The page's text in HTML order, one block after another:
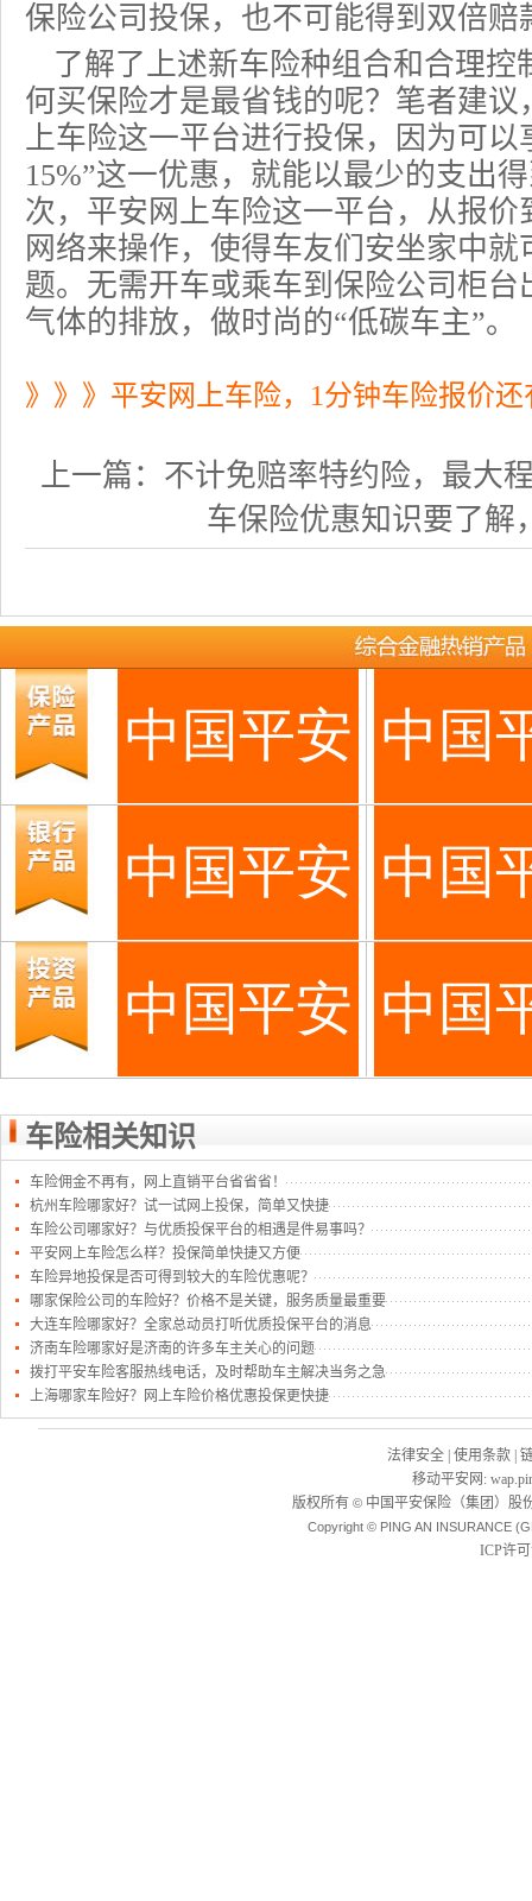
保险公司投保，也不可能得到双倍赔
了解了上述新车险种组合和合理控
何买保险才是最省钱的呢？笔者建
上车险这一平台进行投保，因为可以
15%”这一优惠，就能以最少的支出
次，平安网上车险这一平台，从报
网络来操作，使得车友们安坐家中
题。无需开车或乘车到保险公司柜
气体的排放，做时尚的“低碳车主”。
》》》平安网上车险，1分钟车险报价
上一篇： 不计免赔率特约险，最大
车保险优惠知识要了解
车险相关知识
车险佣金不再有，网上直销平台省省省！
杭州车险哪家好？试一试网上投保，简单又快捷
车险公司哪家好？与优质投保平台的相遇是件易事吗？
平安网上车险怎么样？投保简单快捷又方便
车险异地投保是否可得到较大的车险优惠呢？
哪家保险公司的车险好？价格不是关键，服务质量最重要
大连车险哪家好？全家总动员打听优质投保平台的消息
济南车险哪家好是济南的许多车主关心的问题
拨打平安车险客服热线电话，及时帮助车主解决当务之急
上海哪家车险好？网上车险价格优惠投保更快捷
法律安全 使用条款
移动平安网 :
版权所有 ©中国平安保险（集团）股
Copyright © PING AN INSURANCE
ICP许